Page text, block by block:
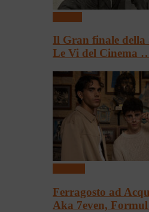
Il Gran finale della
Le Vi del Cinema
Ferragosto ad
Aka 7even,